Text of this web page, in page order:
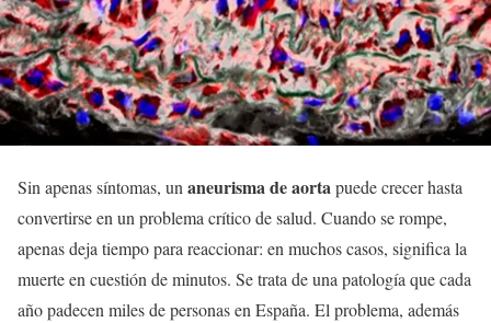
Sin apenas síntomas, un aneurisma de aortapuede crecer hasta
convertirse en un problema crítico de salud. Cuando se rompe,
apenas deja tiempo para reaccionar: en muchos casos, significa la
muerte en cuestión de minutos. Se trata de una patología que cada
año padecen miles de personas en España. El problema, además